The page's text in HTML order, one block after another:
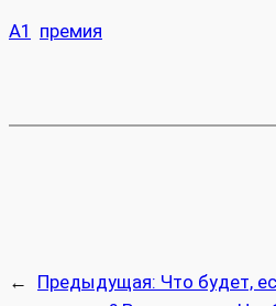
А1 премия
← Предыдущая: Что будет,